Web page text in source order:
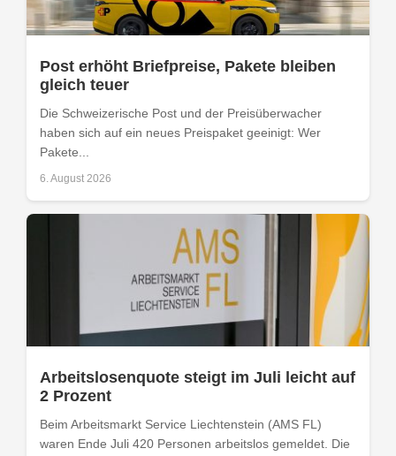
Post erhöht Briefpreise, Pakete bleiben
gleich teuer
Die Schweizerische Post und der Preisüberwacher
haben sich auf ein neues Preispaket geeinigt: Wer
Pakete...
6. August 2026
Arbeitslosenquote steigt im Juli leicht auf
2 Prozent
Beim Arbeitsmarkt Service Liechtenstein (AMS FL)
waren Ende Juli 420 Personen arbeitslos gemeldet. Die